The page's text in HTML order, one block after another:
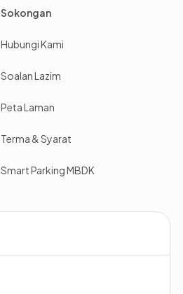
Sokongan
Hubungi Kami
Soalan Lazim
Peta Laman
Terma & Syarat
Smart Parking MBDK